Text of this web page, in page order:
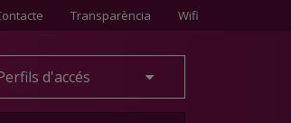
Transparència Wifi
d'accés